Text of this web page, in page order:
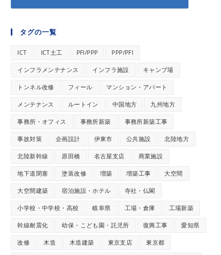
タグの一覧
ICT ICT土工 PFI/PPP PPP/PFI
インフラメンテナンス インフラ施設 キャンプ場
トンネル改修 フィール マンション・アパート
メンテナンス ルートイン 中国地方 九州地方
事務所・オフィス 事務所新築 事務所新築工事
事故対策 企画設計 伊東市 公共施設 北陸地方
北陸新幹線 原田橋 名古屋支店 商業施設
地下道閉塞 塗装改修 増築 増築工事 大空間
大空間建築 宿泊施設・ホテル 寺社・仏閣
小学校・中学校・高校 岐阜県 工場・倉庫 工場新築
幹線耐震化 幼保・こども園・託児所 復興工事 愛知県
改修 木造 木造建築 東京支店 東京都